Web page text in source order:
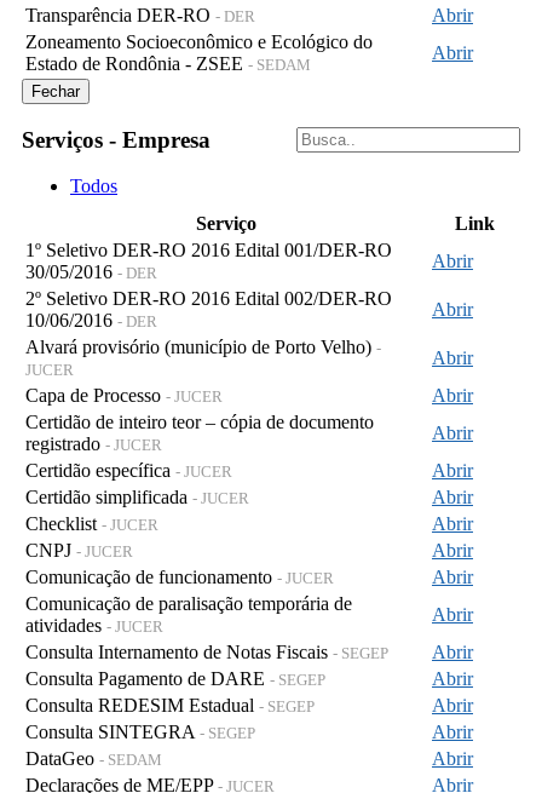
Transparência DER-RO - DER
Abrir
Zoneamento Socioeconômico e Ecológico do
Estado de Rondônia - ZSEE - SEDAM
Abrir
Fechar
Serviços - Empresa
Todos
Serviço
Link
1º Seletivo DER-RO 2016 Edital 001/DER-RO
30/05/2016 - DER
Abrir
2º Seletivo DER-RO 2016 Edital 002/DER-RO
10/06/2016 - DER
Abrir
Alvará provisório (município de Porto Velho) -
JUCER
Abrir
Capa de Processo - JUCER
Abrir
Certidão de inteiro teor – cópia de documento
registrado - JUCER
Abrir
Certidão específica - JUCER
Abrir
Certidão simplificada - JUCER
Abrir
Checklist - JUCER
Abrir
CNPJ - JUCER
Abrir
Comunicação de funcionamento - JUCER
Abrir
Comunicação de paralisação temporária de
atividades - JUCER
Abrir
Consulta Internamento de Notas Fiscais - SEGEP
Abrir
Consulta Pagamento de DARE - SEGEP
Abrir
Consulta REDESIM Estadual - SEGEP
Abrir
Consulta SINTEGRA - SEGEP
Abrir
DataGeo - SEDAM
Abrir
Declarações de ME/EPP - JUCER Abrir